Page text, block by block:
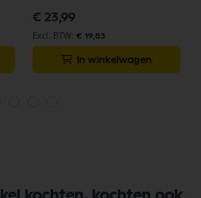
€ 23,99
€ 19,83
In winkelwagen